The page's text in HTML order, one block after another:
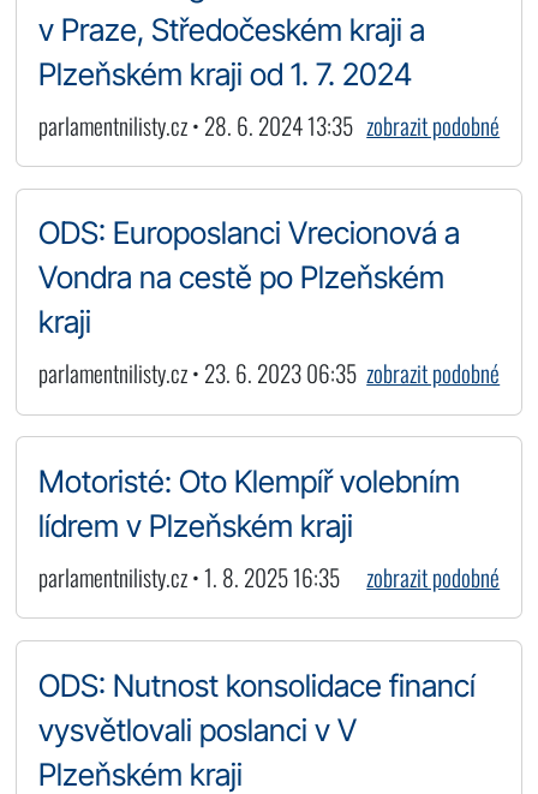
v Praze, Středočeském kraji a
Plzeňském kraji od 1. 7. 2024
parlamentnilisty.cz • 28. 6. 2024 13:35 zobrazit podobné
ODS: Europoslanci Vrecionová a
Vondra na cestě po Plzeňském
kraji
parlamentnilisty.cz • 23. 6. 2023 06:35 zobrazit podobné
Motoristé: Oto Klempíř volebním
lídrem v Plzeňském kraji
parlamentnilisty.cz • 1. 8. 2025 16:35 zobrazit podobné
ODS: Nutnost konsolidace financí
vysvětlovali poslanci v V
Plzeňském kraji